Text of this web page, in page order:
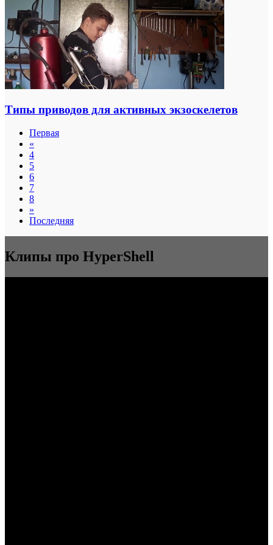
Типы приводов для активных экзоскелетов
Первая
«
4
5
6
7
8
»
Последняя
Клипы про HyperShell